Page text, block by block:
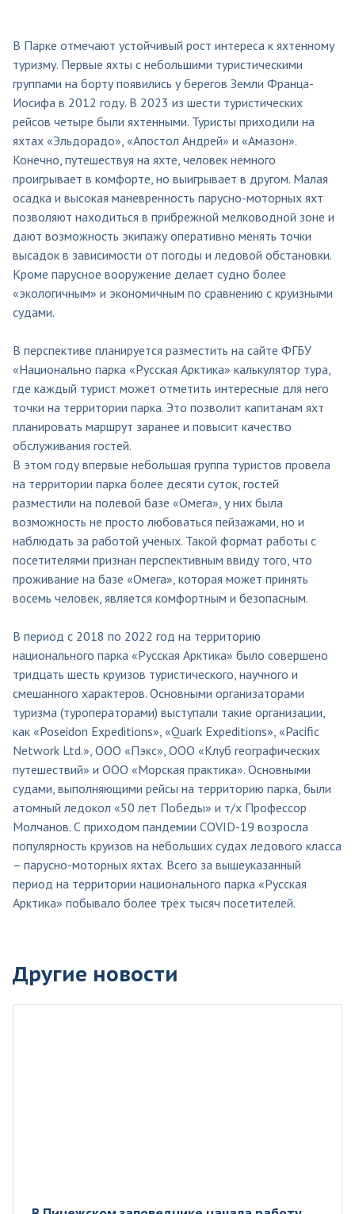
В Парке отмечают устойчивый рост интереса к яхтенному
туризму. Первые яхты с небольшими туристическими
группами на борту появились у берегов Земли Франца-
Иосифа в 2012 году. В 2023 из шести туристических
рейсов четыре были яхтенными. Туристы приходили на
яхтах «Эльдорадо», «Апостол Андрей» и «Амазон».
Конечно, путешествуя на яхте, человек немного
проигрывает в комфорте, но выигрывает в другом. Малая
осадка и высокая маневренность парусно-моторных яхт
позволяют находиться в прибрежной мелководной зоне и
дают возможность экипажу оперативно менять точки
высадок в зависимости от погоды и ледовой обстановки.
Кроме парусное вооружение делает судно более
«экологичным» и экономичным по сравнению с круизными
судами.
В перспективе планируется разместить на сайте ФГБУ
«Национально парка «Русская Арктика» калькулятор тура,
где каждый турист может отметить интересные для него
точки на территории парка. Это позволит капитанам яхт
планировать маршрут заранее и повысит качество
обслуживания гостей.
В этом году впервые небольшая группа туристов провела
на территории парка более десяти суток, гостей
разместили на полевой базе «Омега», у них была
возможность не просто любоваться пейзажами, но и
наблюдать за работой учёных. Такой формат работы с
посетителями признан перспективным ввиду того, что
проживание на базе «Омега», которая может принять
восемь человек, является комфортным и безопасным.
В период с 2018 по 2022 год на территорию
национального парка «Русская Арктика» было совершено
тридцать шесть круизов туристического, научного и
смешанного характеров. Основными организаторами
туризма (туроператорами) выступали такие организации,
как «Poseidon Expeditions», «Quark Expeditions», «Pacific
Network Ltd.», ООО «Пэкс», ООО «Клуб географических
путешествий» и ООО «Морская практика». Основными
судами, выполняющими рейсы на территорию парка, были
атомный ледокол «50 лет Победы» и т/х Профессор
Молчанов. С приходом пандемии COVID-19 возросла
популярность круизов на небольших судах ледового класса
– парусно-моторных яхтах. Всего за вышеуказанный
период на территории национального парка «Русская
Арктика» побывало более трёх тысяч посетителей.
Другие новости